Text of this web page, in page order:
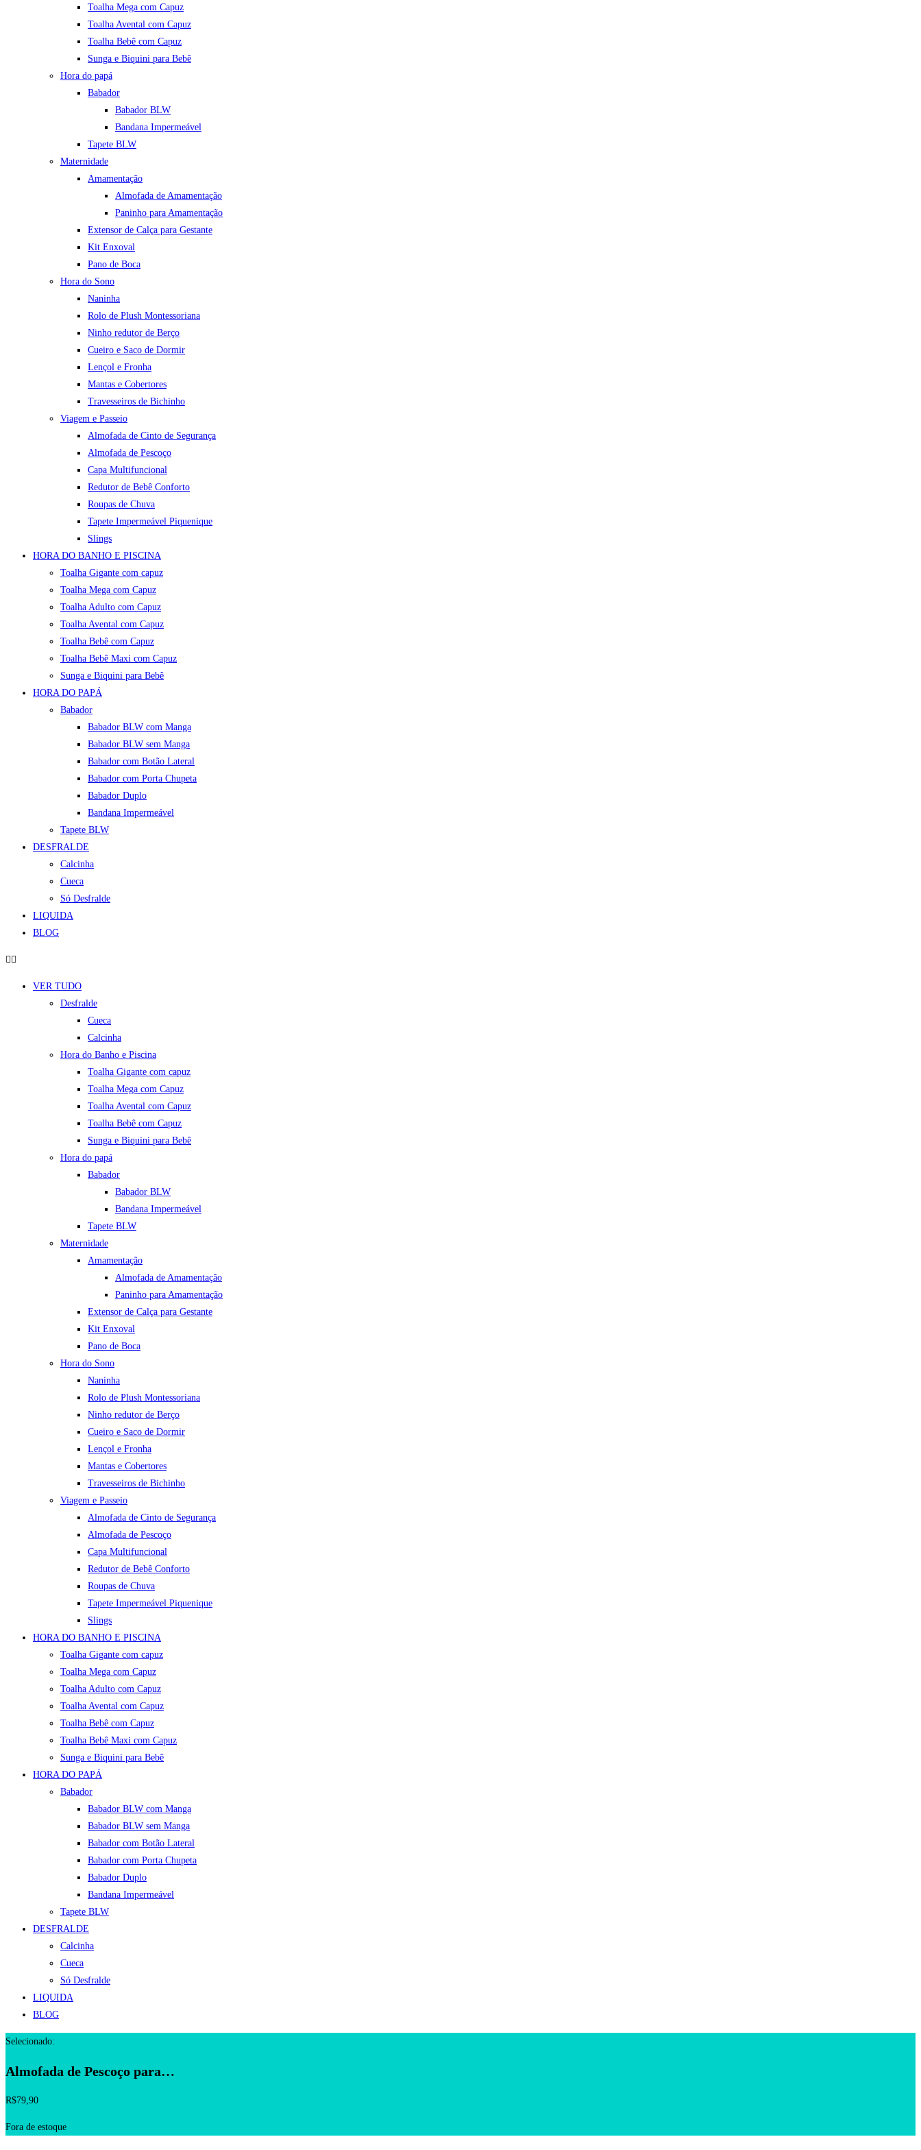
Toalha Mega com Capuz
Toalha Avental com Capuz
Toalha Bebê com Capuz
Sunga e Biquini para Bebê
Hora do papá
Babador
Babador BLW
Bandana Impermeável
Tapete BLW
Maternidade
Amamentação
Almofada de Amamentação
Paninho para Amamentação
Extensor de Calça para Gestante
Kit Enxoval
Pano de Boca
Hora do Sono
Naninha
Rolo de Plush Montessoriana
Ninho redutor de Berço
Cueiro e Saco de Dormir
Lençol e Fronha
Mantas e Cobertores
Travesseiros de Bichinho
Viagem e Passeio
Almofada de Cinto de Segurança
Almofada de Pescoço
Capa Multifuncional
Redutor de Bebê Conforto
Roupas de Chuva
Tapete Impermeável Piquenique
Slings
HORA DO BANHO E PISCINA
Toalha Gigante com capuz
Toalha Mega com Capuz
Toalha Adulto com Capuz
Toalha Avental com Capuz
Toalha Bebê com Capuz
Toalha Bebê Maxi com Capuz
Sunga e Biquini para Bebê
HORA DO PAPÁ
Babador
Babador BLW com Manga
Babador BLW sem Manga
Babador com Botão Lateral
Babador com Porta Chupeta
Babador Duplo
Bandana Impermeável
Tapete BLW
DESFRALDE
Calcinha
Cueca
Só Desfralde
LIQUIDA
BLOG
VER TUDO
Desfralde
Cueca
Calcinha
Hora do Banho e Piscina
Toalha Gigante com capuz
Toalha Mega com Capuz
Toalha Avental com Capuz
Toalha Bebê com Capuz
Sunga e Biquini para Bebê
Hora do papá
Babador
Babador BLW
Bandana Impermeável
Tapete BLW
Maternidade
Amamentação
Almofada de Amamentação
Paninho para Amamentação
Extensor de Calça para Gestante
Kit Enxoval
Pano de Boca
Hora do Sono
Naninha
Rolo de Plush Montessoriana
Ninho redutor de Berço
Cueiro e Saco de Dormir
Lençol e Fronha
Mantas e Cobertores
Travesseiros de Bichinho
Viagem e Passeio
Almofada de Cinto de Segurança
Almofada de Pescoço
Capa Multifuncional
Redutor de Bebê Conforto
Roupas de Chuva
Tapete Impermeável Piquenique
Slings
HORA DO BANHO E PISCINA
Toalha Gigante com capuz
Toalha Mega com Capuz
Toalha Adulto com Capuz
Toalha Avental com Capuz
Toalha Bebê com Capuz
Toalha Bebê Maxi com Capuz
Sunga e Biquini para Bebê
HORA DO PAPÁ
Babador
Babador BLW com Manga
Babador BLW sem Manga
Babador com Botão Lateral
Babador com Porta Chupeta
Babador Duplo
Bandana Impermeável
Tapete BLW
DESFRALDE
Calcinha
Cueca
Só Desfralde
LIQUIDA
BLOG
Selecionado:
Almofada de Pescoço para…
R$79,90
Fora de estoque